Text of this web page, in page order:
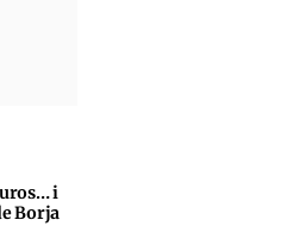
i
Borja